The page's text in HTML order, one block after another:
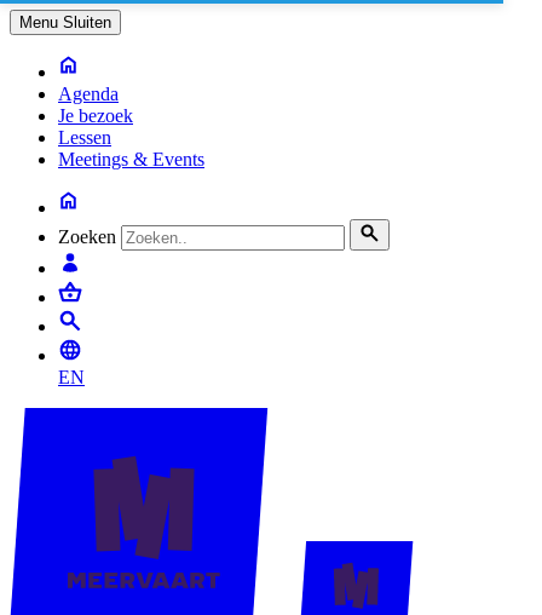
Menu Sluiten
Agenda
Je bezoek
Lessen
Meetings & Events
Zoeken
EN